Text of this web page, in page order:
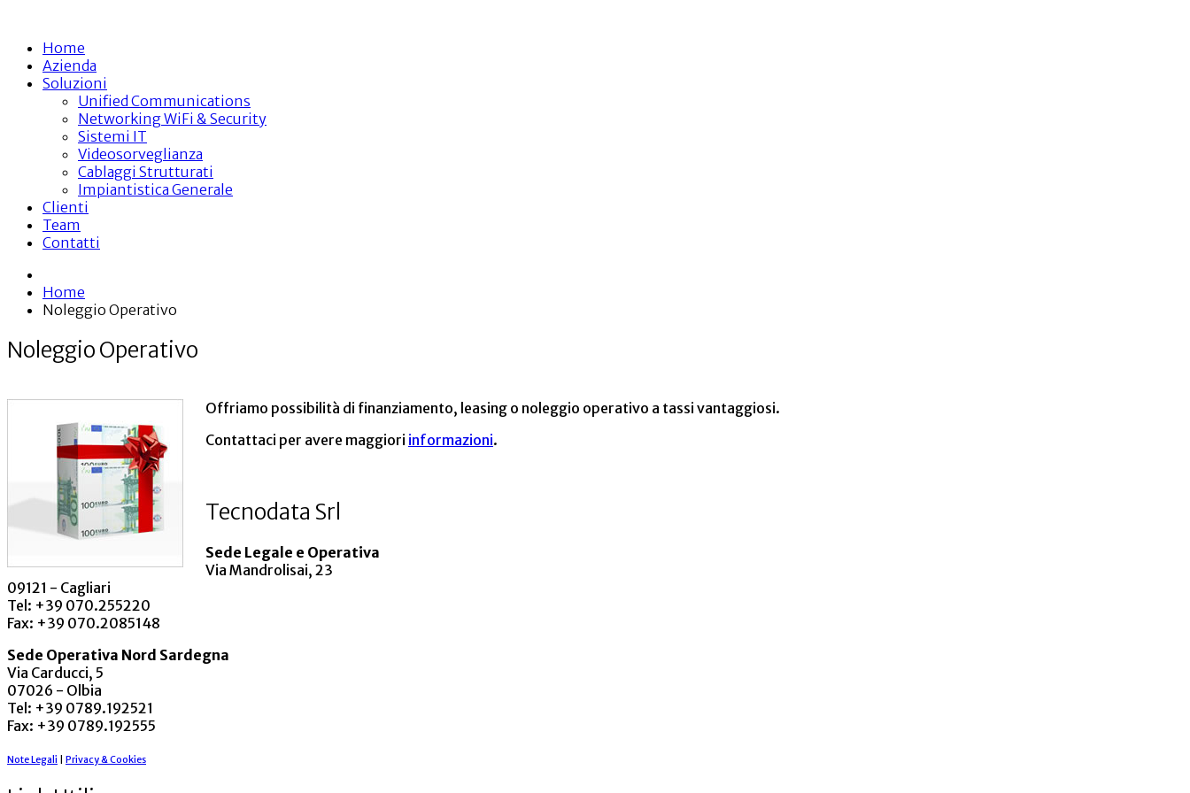
Home
Azienda
Soluzioni
Unified Communications
Networking WiFi & Security
Sistemi IT
Videosorveglianza
Cablaggi Strutturati
Impiantistica Generale
Clienti
Team
Contatti
Home
Noleggio Operativo
Noleggio Operativo
Offriamo possibilità di finanziamento, leasing o noleggio operativo a tassi vantaggiosi.
Contattaci per avere maggiori informazioni.
Tecnodata Srl
Sede Legale e Operativa
Via Mandrolisai, 23
09121 - Cagliari
Tel: +39 070.255220
Fax: +39 070.2085148
Sede Operativa Nord Sardegna
Via Carducci, 5
07026 - Olbia
Tel: +39 0789.192521
Fax: +39 0789.192555
Note Legali Privacy & Cookies